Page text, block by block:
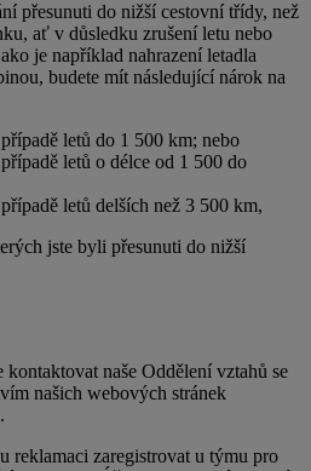
přesunuti do nižší cestovní třídy, než
ať v důsledku zrušení letu nebo
je například nahrazení letadla
budete mít následující nárok na
letů do 1 500 km; nebo
letů o délce od 1 500 do
letů delších než 3 500 km,
jste byli přesunuti do nižší
kontaktovat naše Oddělení vztahů se
našich webových stránek
.
reklamaci zaregistrovat u týmu pro